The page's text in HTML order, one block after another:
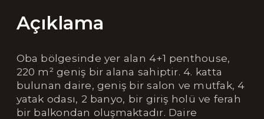
Açıklama
Oba bölgesinde yer alan 4+1 penthouse,
220 m² geniş bir alana sahiptir. 4. katta
bulunan daire, geniş bir salon ve mutfak, 4
yatak odası, 2 banyo, bir giriş holü ve ferah
bir balkondan oluşmaktadır. Daire